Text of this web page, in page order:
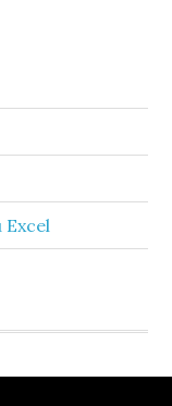
Excel​